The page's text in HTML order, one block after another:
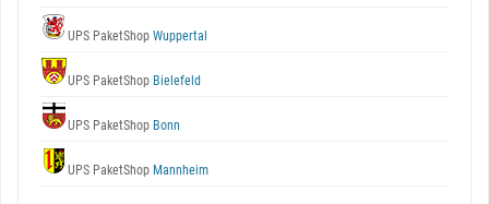
UPS PaketShop Wuppertal
UPS PaketShop Bielefeld
UPS PaketShop Bonn
UPS PaketShop Mannheim